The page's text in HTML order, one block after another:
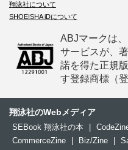
翔泳社について
SHOEISHA iDについて
ABJマークは
サービスが、
諾を得た正規
す登録商標（
翔泳社のWebメディア
SEBook 翔泳社の本
CommerceZine
Biz/Zine